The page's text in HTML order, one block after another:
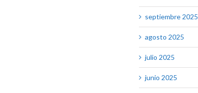
septiembre 2025
agosto 2025
julio 2025
junio 2025